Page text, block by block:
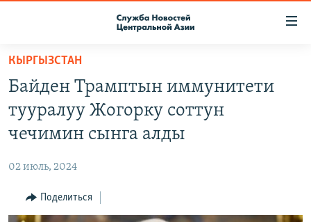
Вернуться
основному
содержанию
Вернутся
главной
Вернутся
ПОДПИСКА
КОНТАКТЫ
НАСТОЯЩЕЕ ВРЕМЯ
МИГРАНТ МЕДИА
КЫРГЫЗСТАН
Байден Трамптын иммунитети
тууралуу Жогорку соттун
чечимин сынга алды
02 июль, 2024
Поделиться